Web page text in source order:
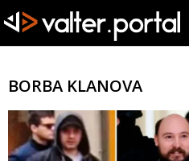
BORBA KLANOVA